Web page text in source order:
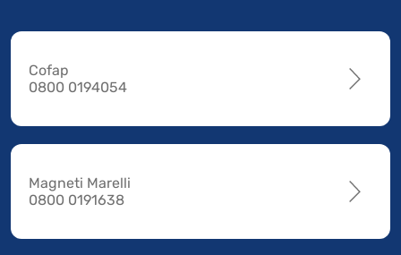
Cofap
0800 0194054
Magneti Marelli
0800 0191638